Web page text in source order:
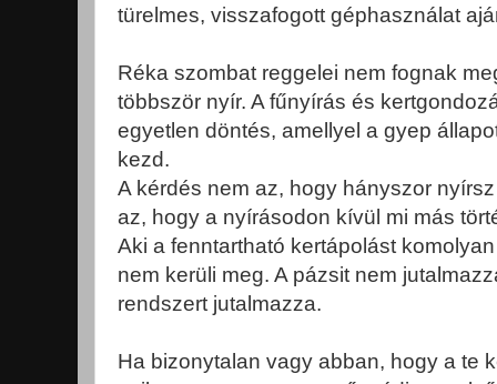
türelmes, visszafogott géphasználat
Réka szombat reggelei nem fognak
többször nyír. A fűnyírás és
egyetlen döntés, amellyel a gyep
kezd.
A kérdés nem az, hogy hányszor
az, hogy a nyírásodon kívül mi más
Aki a fenntartható kertápolást
nem kerüli meg. A pázsit nem
rendszert jutalmazza.
Ha bizonytalan vagy abban, hogy a te